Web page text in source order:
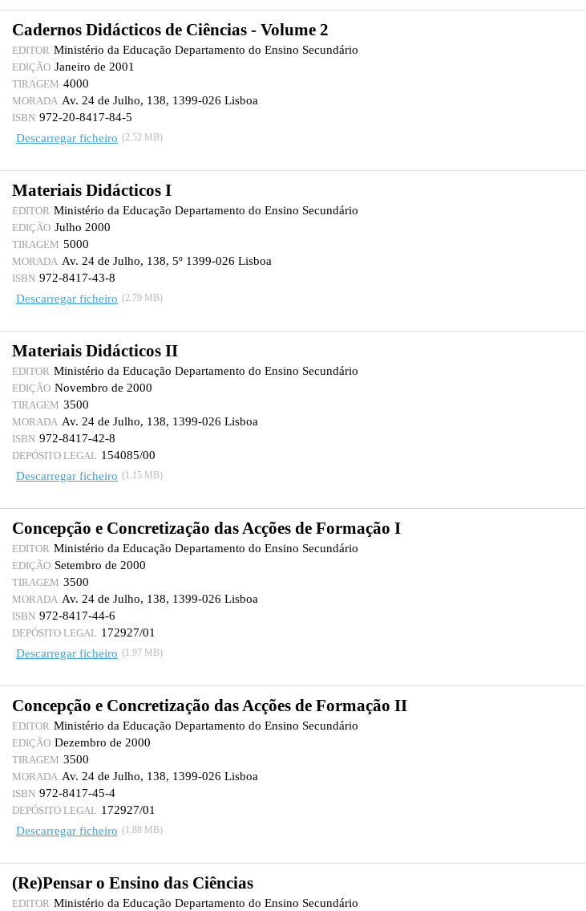
Cadernos Didácticos de Ciências - Volume 2
EDITOR Ministério da Educação Departamento do Ensino Secundário
EDIÇÃO Janeiro de 2001
TIRAGEM 4000
MORADA Av. 24 de Julho, 138, 1399-026 Lisboa
ISBN 972-20-8417-84-5
Descarregar ficheiro (2.52 MB)
Materiais Didácticos I
EDITOR Ministério da Educação Departamento do Ensino Secundário
EDIÇÃO Julho 2000
TIRAGEM 5000
MORADA Av. 24 de Julho, 138, 5º 1399-026 Lisboa
ISBN 972-8417-43-8
Descarregar ficheiro (2.79 MB)
Materiais Didácticos II
EDITOR Ministério da Educação Departamento do Ensino Secundário
EDIÇÃO Novembro de 2000
TIRAGEM 3500
MORADA Av. 24 de Julho, 138, 1399-026 Lisboa
ISBN 972-8417-42-8
DEPÓSITO LEGAL 154085/00
Descarregar ficheiro (1.15 MB)
Concepção e Concretização das Acções de Formação I
EDITOR Ministério da Educação Departamento do Ensino Secundário
EDIÇÃO Setembro de 2000
TIRAGEM 3500
MORADA Av. 24 de Julho, 138, 1399-026 Lisboa
ISBN 972-8417-44-6
DEPÓSITO LEGAL 172927/01
Descarregar ficheiro (1.97 MB)
Concepção e Concretização das Acções de Formação II
EDITOR Ministério da Educação Departamento do Ensino Secundário
EDIÇÃO Dezembro de 2000
TIRAGEM 3500
MORADA Av. 24 de Julho, 138, 1399-026 Lisboa
ISBN 972-8417-45-4
DEPÓSITO LEGAL 172927/01
Descarregar ficheiro (1.88 MB)
(Re)Pensar o Ensino das Ciências
EDITOR Ministério da Educação Departamento do Ensino Secundário